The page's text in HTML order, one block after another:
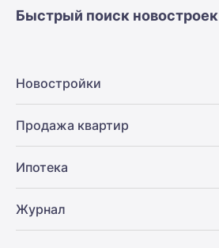
Быстрый поиск новостроек
Новостройки
Продажа квартир
Ипотека
Журнал